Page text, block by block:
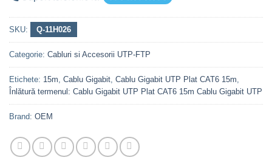
SKU: Q-11H026
Categorie: Cabluri si Accesorii UTP-FTP
Etichete: 15m Cablu Gigabit Cablu Gigabit UTP Plat CAT6 15m
Înlătură termenul: Cablu Gigabit UTP Plat CAT6 15m Cablu Gigabit UTP
Brand: OEM